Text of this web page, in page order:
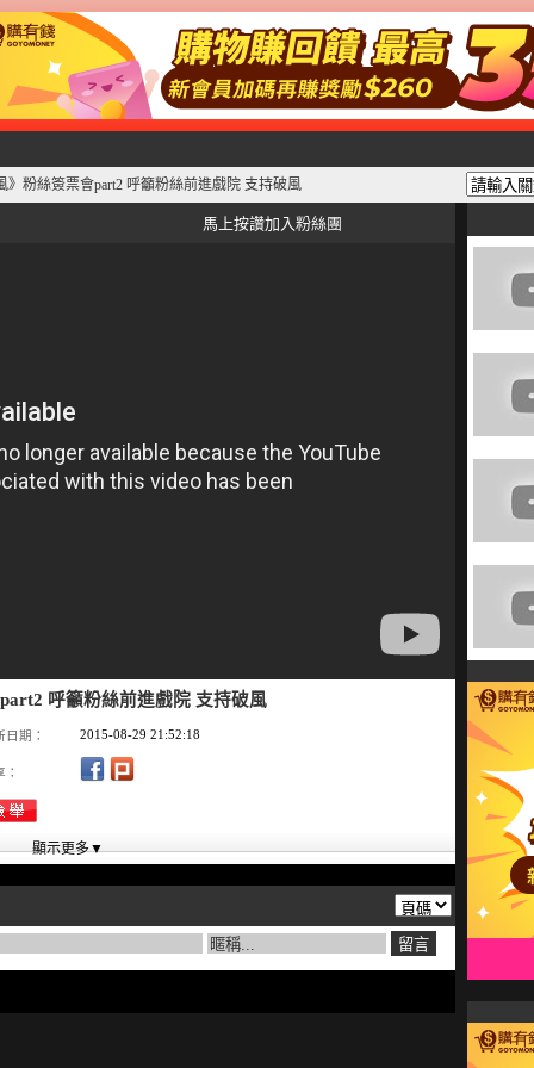
》粉絲簽票會part2 呼籲粉絲前進戲院 支持破風
馬上按讚加入粉絲團
呼籲粉絲前進戲院 支持破風
日期： 2015-08-29 21:52:18
：